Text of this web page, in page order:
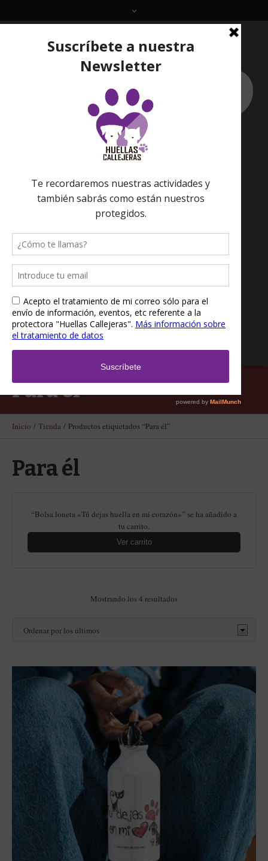
Para él
Inicio / Tienda / Productos etiquetados “Para él”
Para él
“Bolsa loneta «Tú dejas huella en mi corazón»” se ha añadido a
tu carrito.
Ver carrito
Mostrando los 4 resultadosOrdenado